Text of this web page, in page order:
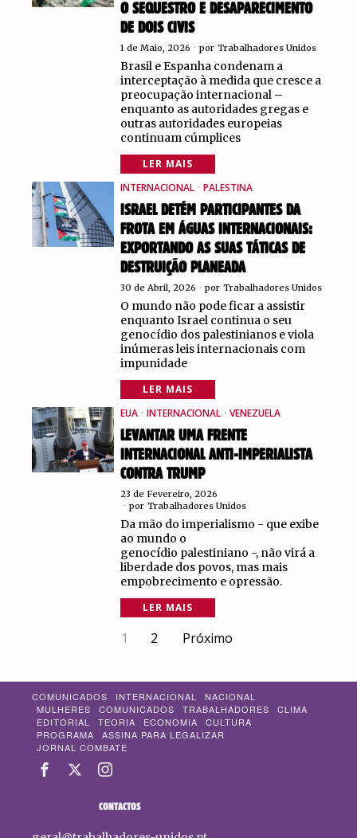
O SEQUESTRO E DESAPARECIMENTO
DE DOIS CIVIS
1 de Maio, 2026 por Trabalhadores Unidos
Brasil e Espanha condenam a
interceptação à medida que cresce a
preocupação internacional –
enquanto as autoridades gregas e
outras autoridades europeias
continuam cúmplices
LER MAIS
INTERNACIONAL · PALESTINA
ISRAEL DETÉM PARTICIPANTES DA
FROTA EM ÁGUAS INTERNACIONAIS:
EXPORTANDO AS SUAS TÁTICAS DE
DESTRUIÇÃO PLANEADA
30 de Abril, 2026 por Trabalhadores Unidos
O mundo não pode ficar a assistir
enquanto Israel continua o seu
genocídio dos palestinianos e viola
inúmeras leis internacionais com
impunidade
LER MAIS
EUA · INTERNACIONAL · VENEZUELA
LEVANTAR UMA FRENTE
INTERNACIONAL ANTI-IMPERIALISTA
CONTRA TRUMP
23 de Fevereiro, 2026
por Trabalhadores Unidos
Da mão do imperialismo - que exibe
ao mundo o
genocídio palestiniano -, não virá a
liberdade dos povos, mas mais
empobrecimento e opressão.
LER MAIS
1 2 Próximo
COMUNICADOS INTERNACIONAL
NACIONAL
MULHERES
COMUNICADOS TRABALHADORES
CLIMA
EDITORIAL
TEORIA ECONOMIA
CULTURA
PROGRAMA
ASSINA PARA LEGALIZAR
JORNAL COMBATE
CONTACTOS